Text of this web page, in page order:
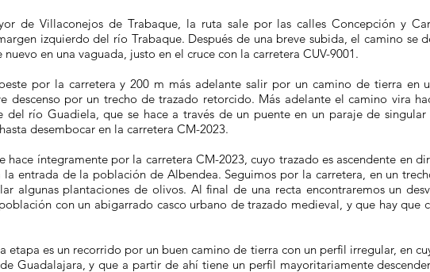
de Villaconejos de Trabaque, la ruta sale por las calles Concepción y
izquierdo del río Trabaque. Después de una breve subida, el camino se
en una vaguada, justo en el cruce con la carretera CUV-9001.
por la carretera y 200 m más adelante salir por un camino de tierra en
descenso por un trecho de trazado retorcido. Más adelante el camino vira
del río Guadiela, que se hace a través de un puente en un paraje de
desembocar en la carretera CM-2023.
hace íntegramente por la carretera CM-2023, cuyo trazado es ascendente en
entrada de la población de Albendea. Seguimos por la carretera, en un
algunas plantaciones de olivos. Al final de una recta encontraremos un
con un abigarrado casco urbano de trazado medieval, y que hay que
etapa es un recorrido por un buen camino de tierra con un perfil irregular, en
Guadalajara, y que a partir de ahí tiene un perfil mayoritariamente